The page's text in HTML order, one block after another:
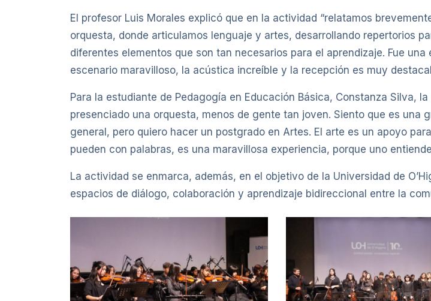
El profesor Luis Morales explicó que en la actividad “relatamos
orquesta, donde articulamos lenguaje y artes, desarrollando repertorios
diferentes elementos que son tan necesarios para el aprendizaje. Fue
escenario maravilloso, la acústica increíble y la recepción es muy
Para la estudiante de Pedagogía en Educación Básica, Constanza Silva,
presenciado una orquesta, menos de gente tan joven. Siento que es una
general, pero quiero hacer un postgrado en Artes. El arte es un apoyo
pueden con palabras, es una maravillosa experiencia, porque uno
La actividad se enmarca, además, en el objetivo de la Universidad de
espacios de diálogo, colaboración y aprendizaje bidireccional entre la